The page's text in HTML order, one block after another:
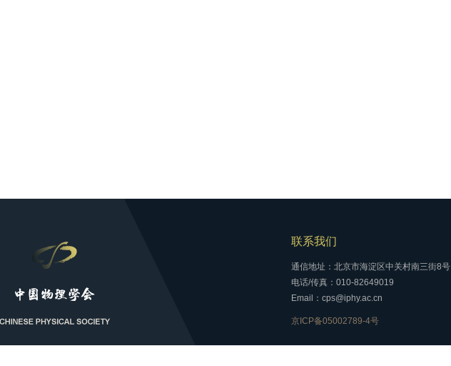
联系我们
通信地址：北京市海淀区中关村南三街8号
电话/传真：010-82649019
Email：cps@iphy.ac.cn
京ICP备05002789-4号